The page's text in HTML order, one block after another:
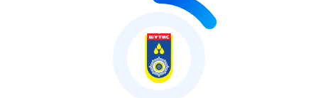
15%